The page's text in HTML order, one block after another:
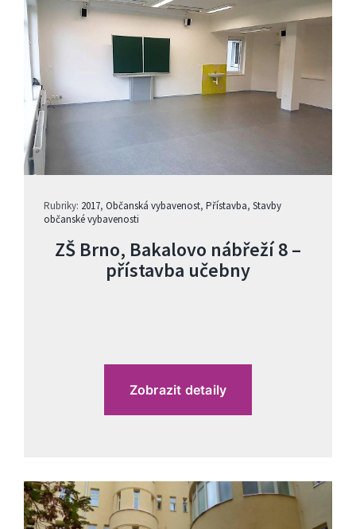
Rubriky: 2017, Občanská vybavenost, Přístavba, Stavby
občanské vybavenosti
ZŠ Brno, Bakalovo nábřeží 8 –
přístavba učebny
Zobrazit detaily